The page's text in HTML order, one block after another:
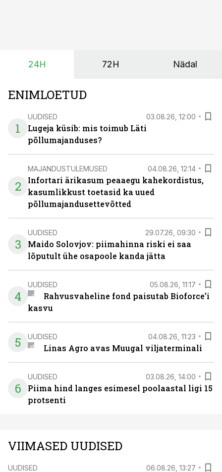
24H 72H Nädal
ENIMLOETUD
1
UUDISED 03.08.26, 12:00
Lugeja küsib: mis toimub Läti
põllumajanduses?
2
MAJANDUSTULEMUSED 04.08.26, 12:14
Infortari ärikasum peaaegu kahekordistus,
kasumlikkust toetasid ka uued
põllumajandusettevõtted
3
UUDISED 29.07.26, 09:30
Maido Solovjov: piimahinna riski ei saa
lõputult ühe osapoole kanda jätta
4
UUDISED 05.08.26, 11:17
Rahvusvaheline fond paisutab Bioforce’i
kasvu
5 UUDISED 04.08.26, 11:23
Linas Agro avas Muugal viljaterminali
6
UUDISED 03.08.26, 14:00
Piima hind langes esimesel poolaastal ligi 15
protsenti
VIIMASED UUDISED
UUDISED 06.08.26, 13:27